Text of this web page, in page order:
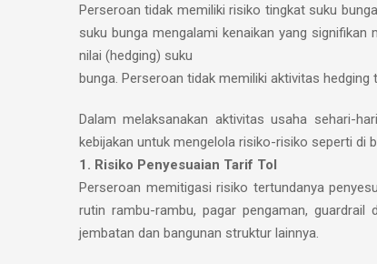
Perseroan tidak memiliki risiko tingkat suku
suku bunga mengalami kenaikan yang
nilai (hedging) suku
bunga. Perseroan tidak memiliki aktivitas
Dalam melaksanakan aktivitas usaha sehari-
kebijakan untuk mengelola risiko-risiko seperti di
1. Risiko Penyesuaian Tarif Tol
Perseroan memitigasi risiko tertundanya
rutin rambu-rambu, pagar pengaman,
jembatan dan bangunan struktur lainnya.